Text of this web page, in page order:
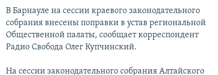
Вернутся
поиску
КАВКАЗ.РЕАЛИИ
СЕВЕР.РЕАЛИИ
СИБИРЬ.РЕАЛИИ
В Барнауле на сессии краевого законодательного
собрания внесены поправки в устав региональной
Общественной палаты, сообщает корреспондент
Радио Свобода Олег Купчинский.
На сессии законодательного собрания Алтайского